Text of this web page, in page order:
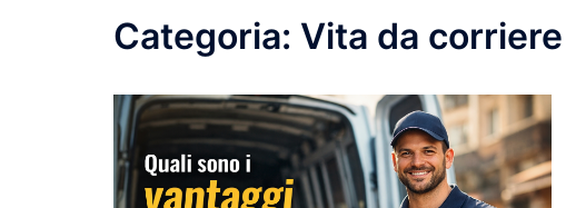
Categoria: Vita da corriere